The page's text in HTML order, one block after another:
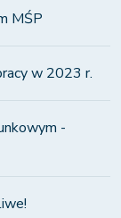
MŚP
w 2023 r.
-